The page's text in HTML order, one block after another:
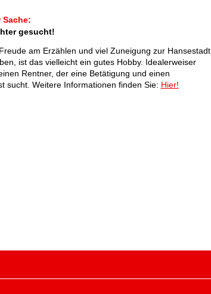
Sache:
gesucht!
am Erzählen und viel Zuneigung zur Hansestadt
ist das vielleicht ein gutes Hobby. Idealerweiser
Rentner, der eine Betätigung und einen
sucht. Weitere Informationen finden Sie: Hier!